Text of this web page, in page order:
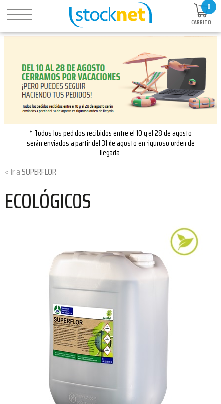
0
CARRITO
* Todos los pedidos recibidos entre el 10 y el 28 de agosto
serán enviados a partir del 31 de agosto en riguroso orden de
llegada.
SUPERFLOR
ECOLÓGICOS